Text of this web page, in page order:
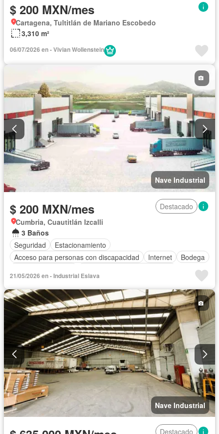
$ 200 MXN/mes
Cartagena, Tultitlán de Mariano Escobedo
3,310 m²
06/07/2026 en - Vivian Wollenstein
Nave Industrial
$ 200 MXN/mes
Destacado
Cumbria, Cuautitlán Izcalli
3 Baños
Seguridad
Estacionamiento
Acceso para personas con discapacidad
Internet
Bodega
Electricidad
Agua Calefacción
21/05/2026 en - Industrial Eslava
Nave Industrial
Destacado